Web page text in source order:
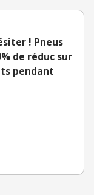
! Pneus
de réduc sur
pendant